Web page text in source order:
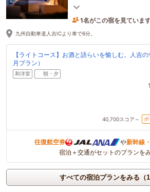
料理、心に残る景観と共に
1名がこの宿を見ていま
九州自動車道人吉ICより車で6分。
【ライトコース】お酒と語らいを愉しむ。人吉
月プラン）
和洋室 朝・夕
40,700スコア～
往復航空券 や新幹線
宿泊＋交通がセットのプランを
すべての宿泊プランをみる（